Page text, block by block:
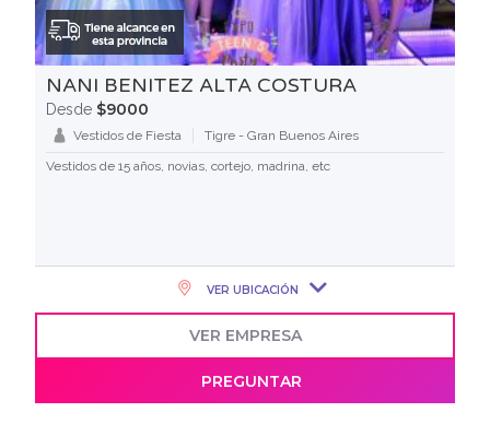
NANI BENITEZ ALTA COSTURA
Desde $9000
Vestidos de Fiesta
Tigre - Gran Buenos Aires
Vestidos de 15 años, novias, cortejo, madrina, etc
VER UBICACIÓN
VER EMPRESA
PREGUNTAR